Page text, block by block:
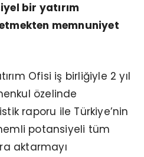
bir yatırım
memnuniyet
Ofisi iş birliğiyle 2 yıl
özelinde
raporu ile Türkiye’nin
potansiyeli tüm
aktarmayı